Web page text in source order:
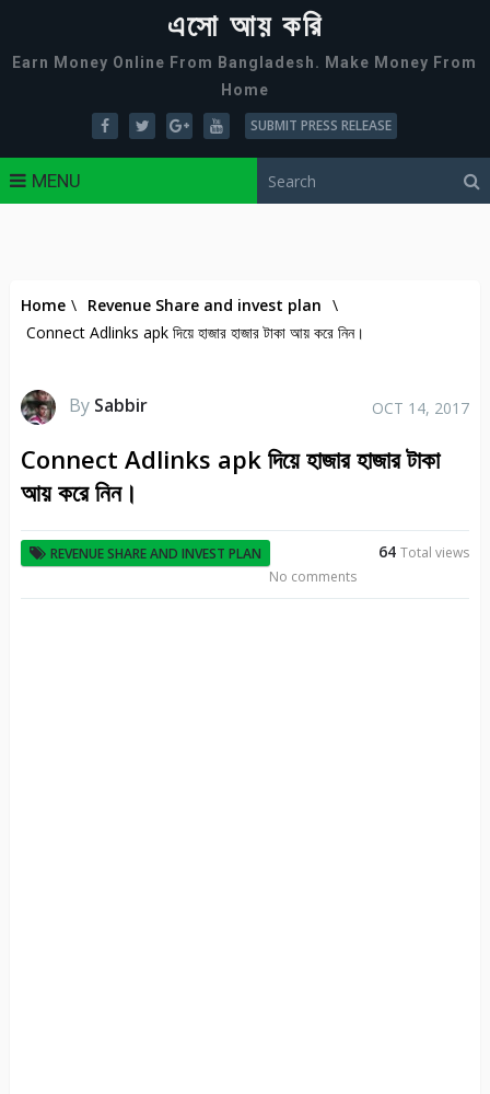
এসো আয় করি
Earn Money Online From Bangladesh. Make Money From
Home
SUBMIT PRESS RELEASE
MENU
Home \ Revenue Share and invest plan \
Connect Adlinks apk দিয়ে হাজার হাজার টাকা আয় করে নিন।
By Sabbir OCT 14, 2017
Connect Adlinks apk দিয়ে হাজার হাজার টাকা
আয় করে নিন।
REVENUE SHARE AND INVEST PLAN 64Total views
No comments